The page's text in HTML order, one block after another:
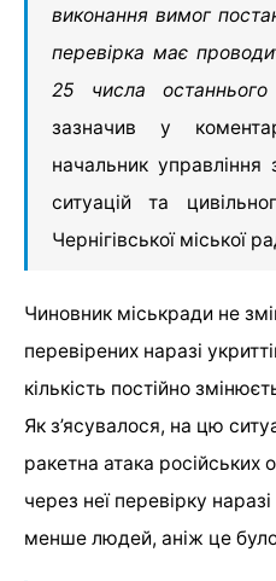
виконання вимог
перевірка має
25 числа останнього
зазначив у
начальник управління
ситуацій та
Чернігівської міської
Чиновник міськради не
перевірених наразі
кількість постійно
Як з’ясувалося, на цю
ракетна атака російських
через неї перевірку
менше людей, аніж це